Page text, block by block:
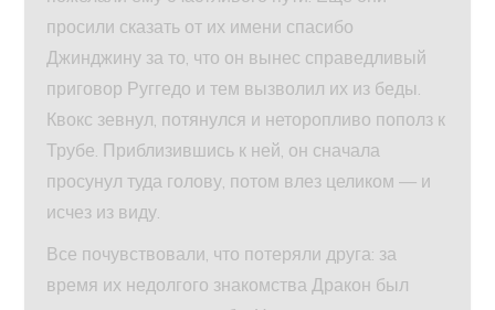
просили сказать от их имени спасибо
Джинджину за то, что он вынес справедливый
приговор Руггедо и тем вызволил их из беды.
Квокс зевнул, потянулся и неторопливо пополз к
Трубе. Приблизившись к ней, он сначала
просунул туда голову, потом влез целиком — и
исчез из виду.
Все почувствовали, что потеряли друга: за
время их недолгого знакомства Дракон был